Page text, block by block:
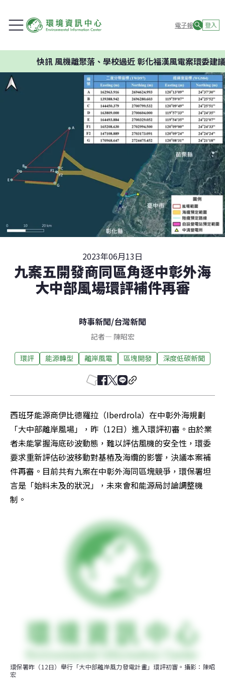
電子報 登入
風機離聚落、學校過近 彰化福漢風電案環委建議不應
2023年06月13日
九案五開發商同區角逐中彰外海
大中部風場環評補件再審
時事新聞/台灣新聞
記者— 陳昭宏
環評 能源轉型 離岸風電 區塊開發 深度低碳新聞
西班牙能源商伊比德羅拉（Iberdrola）在中彰外海規劃
「大中部離岸風場」，昨（12日）進入環評初審。由於業
者未能掌握海底砂波動態，難以評估風機的安全性，環委
要求重新評估砂波移動對基樁及海纜的影響，決議本案補
件再審。目前共有九案在中彰外海同區塊競爭，環保署坦
言是「始料未及的狀況」，未來會和能源局討論調整機
制。
環保署昨（12日）舉行「大中部離岸風力發電計畫」環評初審。攝影：陳昭
宏